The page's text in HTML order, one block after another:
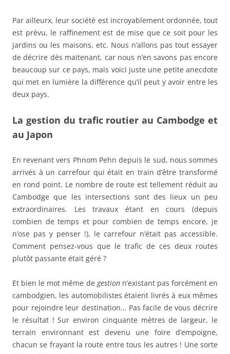
Par ailleurx, leur société est incroyablement ordonnée, tout
est prévu, le raffinement est de mise que ce soit pour les
jardins ou les maisons, etc. Nous n’allons pas tout essayer
de décrire dès maitenant, car nous n’en savons pas encore
beaucoup sur ce pays, mais voici juste une petite anecdote
qui met en lumière la différence qu’il peut y avoir entre les
deux pays.
La gestion du trafic routier au Cambodge et
au Japon
En revenant vers Phnom Pehn depuis le sud, nous sommes
arrivés à un carrefour qui était en train d’être transformé
en rond point. Le nombre de route est tellement réduit au
Cambodge que les intersections sont des lieux un peu
extraordinaires. Les travaux étant en cours (depuis
combien de temps et pour combien de temps encore, je
n’ose pas y penser !), le carrefour n’était pas accessible.
Comment pensez-vous que le trafic de ces deux routes
plutôt passante était géré ?
Et bien le mot même de gestionn’existant pas forcément en
cambodgien, les automobilistes étaient livrés à eux mêmes
pour rejoindre leur destination… Pas facile de vous décrire
le résultat ! Sur environ cinquante mètres de largeur, le
terrain environnant est devenu une foire d’empoigne,
chacun se frayant la route entre tous les autres ! Une sorte